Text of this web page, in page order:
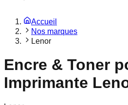
Accueil
Nos marques
Lenor
Encre & Toner
Imprimante